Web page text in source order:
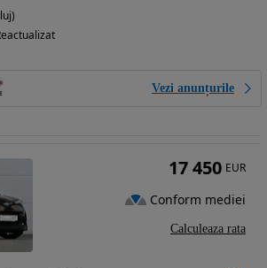
Vezi anunțurile
17 450 EUR
Conform mediei
Calculeaza rata